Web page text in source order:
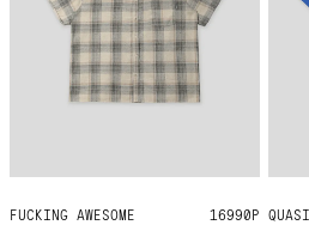
FUCKING AWESOME
M L XL 16990Р L XL